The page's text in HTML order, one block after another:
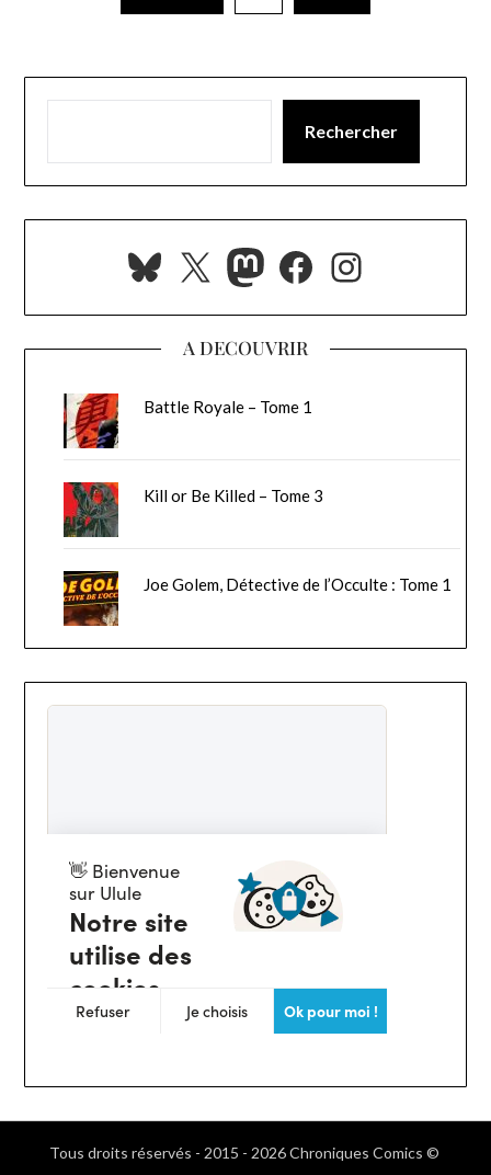
Rechercher
Bluesky
X Mastodon
Facebook
A DECOUVRIR
Battle Royale – Tome 1
Kill or Be Killed – Tome 3
Joe Golem, Détective de l’Occulte : Tome 1
Tous droits réservés - 2015 - 2026 Chroniques Comics ©